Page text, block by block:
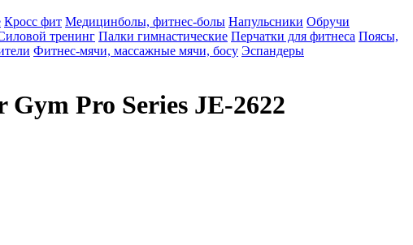
Кросс фит Медицинболы, фитнес-болы Напульсники Обручи
тренинг Палки гимнастические Перчатки для фитнеса Поясы,
Фитнес-мячи, массажные мячи, босу Эспандеры
Pro Series JE-2622